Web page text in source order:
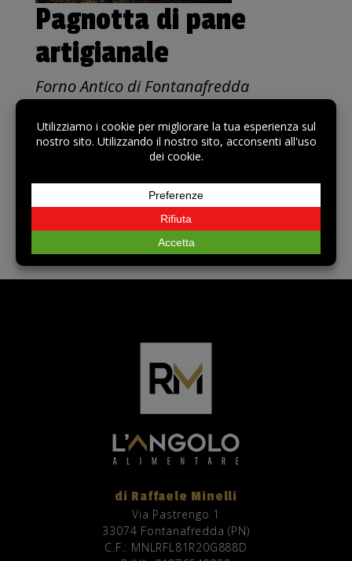
Pagnotta di pane
artigianale
Forno Antico di Fontanafredda
€ 5,50
Pane artigianale di grano duro
affettato e confezionato fresco
di Raffaele Minelli
Via Pastrengo 1
33074 Fontanafredda (PN)
C.F.: MNLRFL81R20G888D